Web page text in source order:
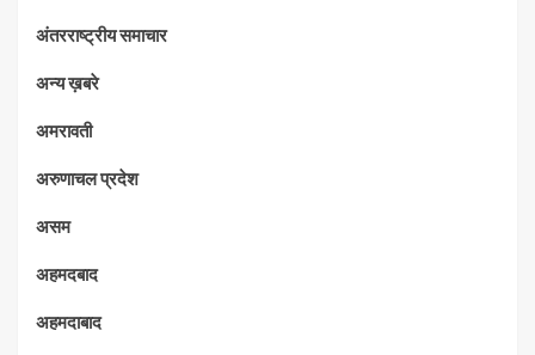
अंतरराष्ट्रीय समाचार
अन्य ख़बरे
अमरावती
अरुणाचल प्रदेश
असम
अहमदबाद
अहमदाबाद